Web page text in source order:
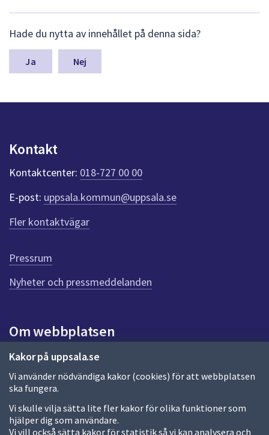
Kakor på uppsala.se
Vi använder nödvändiga kakor (cookies) för att webbplatsen
ska fungera.
Vi skulle vilja sätta lite fler kakor för olika funktioner som
hjälper dig som användare.
Vi vill också sätta kakor för statistik så vi kan analysera och
ä
m
a
y
n
t
r
ö
e
n
n
i
d
a
Hade du nytta av innehållet på denna sida?
Nej
Kontakt
Kontaktcenter: 018-727 00 00
E-post: uppsala.kommun@uppsala.se
Fler kontaktvägar
Pressrum
Nyheter och pressmeddelanden
Om webbplatsen
Om webbplatsen
Allmänna handlingar och diarium
Behandling av personuppgifter
Kakor